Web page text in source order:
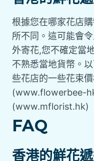
根據您在哪家花店
所不同。這可能會
外寄花,您不確定當
不熟悉當地貨幣。
些花店的一些花束
(www.flowerbee-
(www.mflorist.hk)
FAQ
香港的鮮花